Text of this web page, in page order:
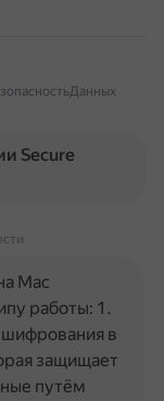
Secure
Mac
работы: 1.
шифрования в
защищает
путём